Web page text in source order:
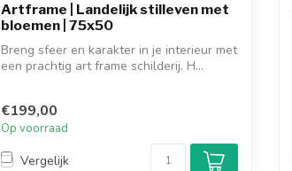
Artframe | Landelijk stilleven met
bloemen | 75x50
Breng sfeer en karakter in je interieur met
een prachtig art frame schilderij. H...
€199,00
Op voorraad
Vergelijk